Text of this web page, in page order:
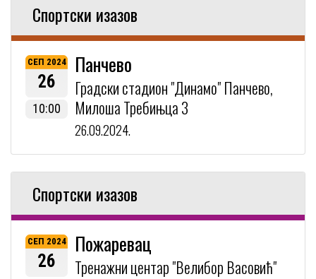
Спортски изазов
СЕП 2024
26
10:00
Панчево
Градски стадион "Динамо" Панчево,
Милоша Требињца 3
26.09.2024.
Спортски изазов
СЕП 2024
26
Пожаревац
Тренажни центар "Велибор Васовић"